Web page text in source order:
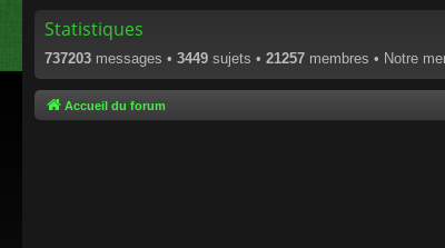
Statistiques
737203 messages • 3449 sujets • 21257 membres • Notre
Accueil du forum